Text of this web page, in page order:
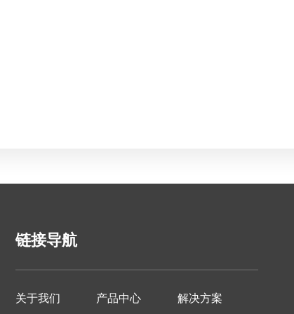
链接导航
关于我们 产品中心 解决方案